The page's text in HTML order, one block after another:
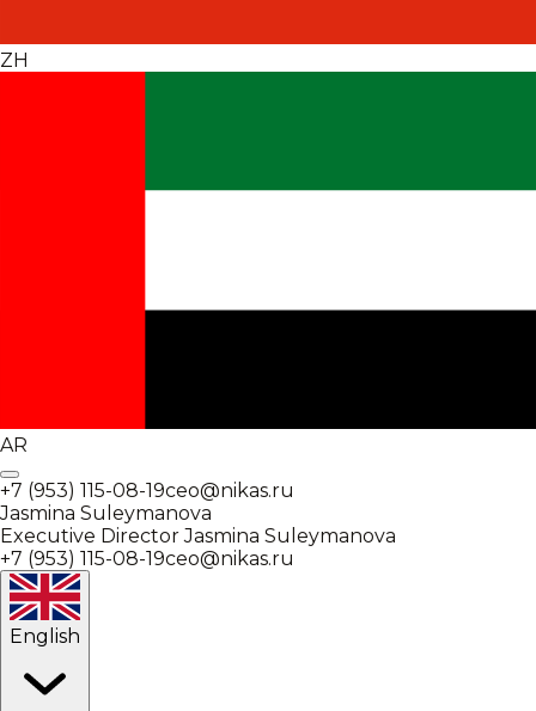
ZH
AR
+7 (953) 115-08-19ceo@nikas.ru
Jasmina Suleymanova
Executive Director Jasmina Suleymanova
+7 (953) 115-08-19ceo@nikas.ru
English